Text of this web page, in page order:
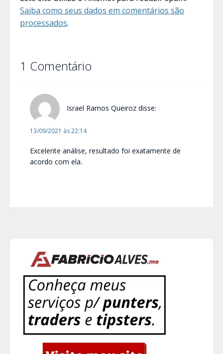
Saiba como seus dados em comentários são
processados.
1 Comentário
Israel Ramos Queiroz disse:
13/09/2021 às 22:14
Excelente análise, resultado foi exatamente de
acordo com ela.